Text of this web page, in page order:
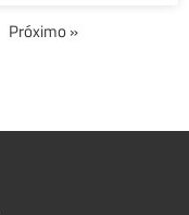
Próximo »